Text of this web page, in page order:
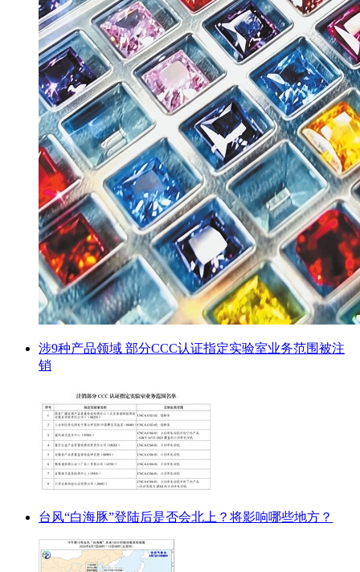
涉9种产品领域 部分CCC认证指定实验室业务范围被注
销
台风“白海豚”登陆后是否会北上？将影响哪些地方？